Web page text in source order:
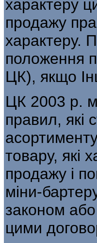
характеру
продажу
характеру.
положення
ЦК), якщо
ЦК 2003 p.
правил, які
товару, які
продажу і
міни-
законом
цими